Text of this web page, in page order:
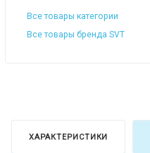
Все товары категории
Все товары бренда SVT
ХАРАКТЕРИСТИКИ